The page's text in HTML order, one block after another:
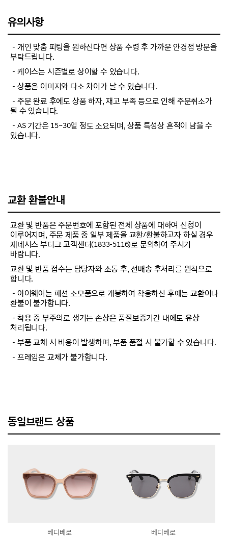
유의사항
－개인 맞춤 피팅을 원하신다면 상품 수령 후 가까운 안경점 방문을
부탁드립니다.
－케이스는 시즌별로 상이할 수 있습니다.
－상품은 이미지와 다소 차이가 날 수 있습니다.
－주문 완료 후에도 상품 하자, 재고 부족 등으로 인해 주문취소가
될 수 있습니다.
－AS 기간은 15~30일 정도 소요되며, 상품 특성상 흔적이 남을 수
있습니다.
교환 환불안내
교환 및 반품은 주문번호에 포함된 전체 상품에 대하여 신청이
이루어지며, 주문 제품 중 일부 제품을 교환/환불하고자 하실 경우
제네시스 부티크 고객센터(1833-5116)로 문의하여 주시기
바랍니다.
교환 및 반품 접수는 담당자와 소통 후, 선배송 후처리를 원칙으로
합니다.
－아이웨어는 패션 소모품으로 개봉하여 착용하신 후에는 교환이나
환불이 불가합니다.
－착용 중 부주의로 생기는 손상은 품질보증기간 내에도 유상
처리됩니다.
－부품 교체 시 비용이 발생하며, 부품 품절 시 불가할 수 있습니다.
－프레임은 교체가 불가합니다.
동일브랜드 상품
베디베로 베디베로